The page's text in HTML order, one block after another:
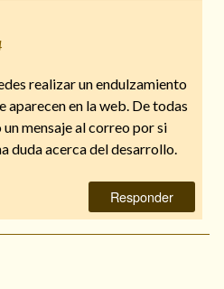
realizar un endulzamiento
aparecen en la web. De todas
mensaje al correo por si
duda acerca del desarrollo.
Responder